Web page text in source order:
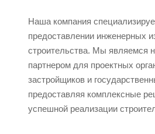
Наша компания
предоставлении инженерных
строительства. Мы являемся
партнером для проектных
застройщиков и
предоставляя комплексные
успешной реализации